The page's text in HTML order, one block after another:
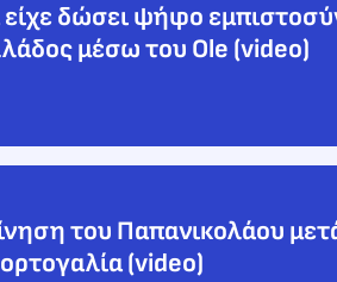
δώσει ψήφο
μέσω του Ole (video)
του Παπανικολάου
(video)